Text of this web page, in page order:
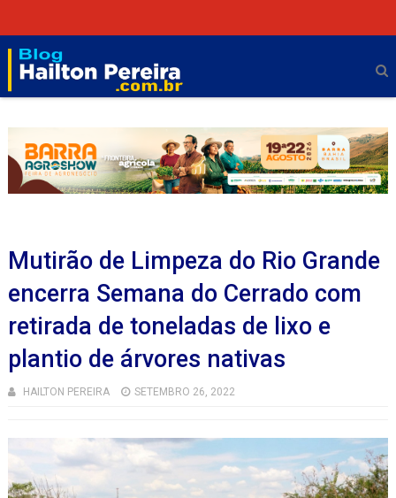
Mutirão de Limpeza do Rio Grande
encerra Semana do Cerrado com
retirada de toneladas de lixo e
plantio de árvores nativas
HAILTON PEREIRA SETEMBRO 26, 2022